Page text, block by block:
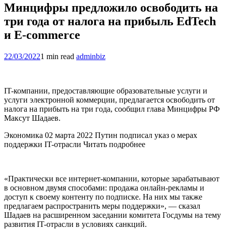
Минцифры предложило освободить на
три года от налога на прибыль EdTech
и E-commerce
22/03/20221 min read adminbiz
IT-компании, предоставляющие образовательные услуги и
услуги электронной коммерции, предлагается освободить от
налога на прибыть на три года, сообщил глава Минцифры РФ
Максут Шадаев.
Экономика 02 марта 2022 Путин подписал указ о мерах
поддержки IT-отрасли Читать подробнее
«Практически все интернет-компании, которые зарабатывают
в основном двумя способами: продажа онлайн-рекламы и
доступ к своему контенту по подписке. На них мы также
предлагаем распространить меры поддержки», — сказал
Шадаев на расширенном заседании комитета Госдумы на тему
развития IT-отрасли в условиях санкций.